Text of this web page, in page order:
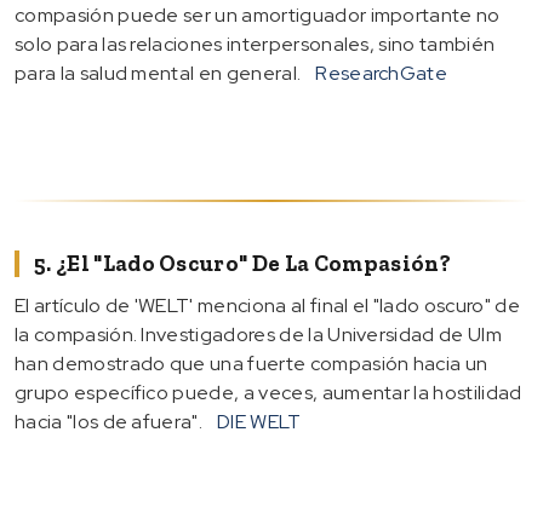
compasión puede ser un amortiguador importante no
solo para las relaciones interpersonales, sino también
para la salud mental en general.
ResearchGate
5. ¿El "lado Oscuro" De La Compasión?
El artículo de 'WELT' menciona al final el "lado oscuro" de
la compasión. Investigadores de la Universidad de Ulm
han demostrado que una fuerte compasión hacia un
grupo específico puede, a veces, aumentar la hostilidad
hacia "los de afuera".
DIE WELT